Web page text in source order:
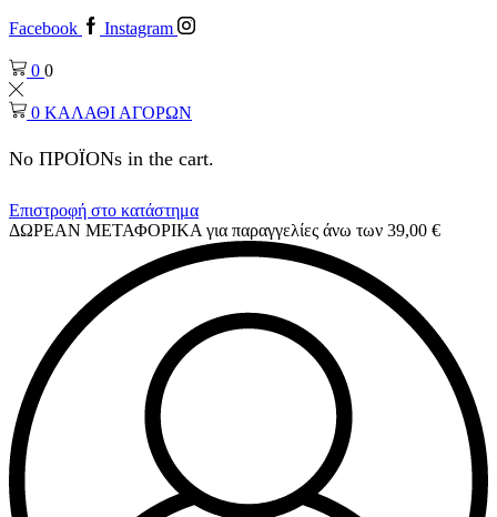
Facebook Instagram
0 0
0 ΚΑΛΑΘΙ ΑΓΟΡΩΝ
No ΠΡΟΪΟΝs in the cart.
Επιστροφή στο κατάστημα
ΔΩΡΕΑΝ ΜΕΤΑΦΟΡΙΚΑ για παραγγελίες άνω των 39,00 €